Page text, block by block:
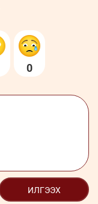
0
ИЛГЭЭХ